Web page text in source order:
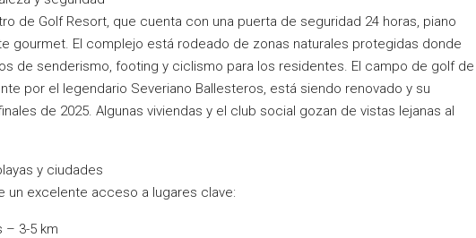
de Golf Resort, que cuenta con una puerta de seguridad 24 horas, piano
gourmet. El complejo está rodeado de zonas naturales protegidas donde
de senderismo, footing y ciclismo para los residentes. El campo de golf de
por el legendario Severiano Ballesteros, está siendo renovado y su
de 2025. Algunas viviendas y el club social gozan de vistas lejanas al
y ciudades
un excelente acceso a lugares clave:
– 3-5 km